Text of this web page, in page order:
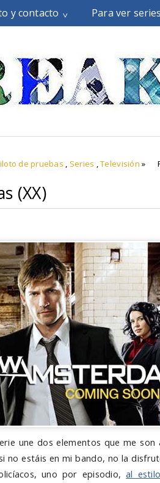
y contacto Para ver series
de pruebas , Series ,Televisión »
(XX)
une dos elementos que me
no estáis en mi bando, no la
uno por episodio,al estilo